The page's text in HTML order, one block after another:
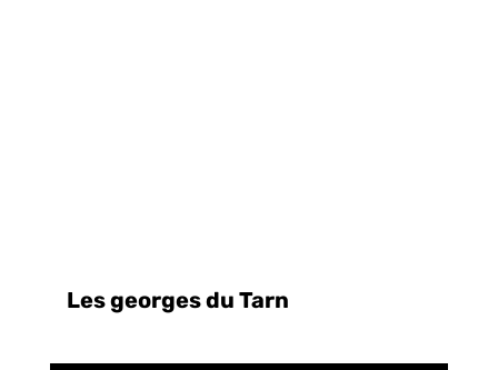
Les georges du Tarn